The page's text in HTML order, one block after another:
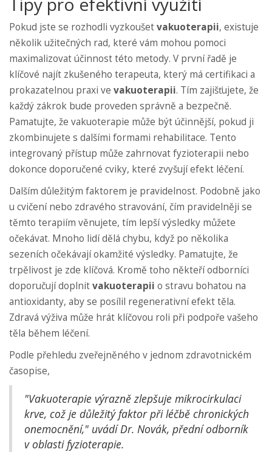
Pokud jste se rozhodli vyzkoušetvakuoterapii, existuje
několik užitečných rad, které vám mohou pomoci
maximalizovat účinnost této metody. V první řadě je
klíčové najít zkušeného terapeuta, který má certifikaci a
prokazatelnou praxi ve vakuoterapii. Tím zajišťujete, že
každý zákrok bude proveden správně a bezpečně.
Pamatujte, že vakuoterapie může být účinnější, pokud ji
zkombinujete s dalšími formami rehabilitace. Tento
integrovaný přístup může zahrnovat fyzioterapii nebo
dokonce doporučené cviky, které zvyšují efekt léčení.
Dalším důležitým faktorem je pravidelnost. Podobně jako
u cvičení nebo zdravého stravování, čím pravidelněji se
těmto terapiím věnujete, tím lepší výsledky můžete
očekávat. Mnoho lidí dělá chybu, když po několika
sezeních očekávají okamžité výsledky. Pamatujte, že
trpělivost je zde klíčová. Kromě toho někteří odborníci
doporučují doplnitvakuoterapii o stravu bohatou na
antioxidanty, aby se posílil regenerativní efekt těla.
Zdravá výživa může hrát klíčovou roli při podpoře vašeho
těla během léčení.
Podle přehledu zveřejněného v jednom zdravotnickém
časopise,
"Vakuoterapie výrazně zlepšuje mikrocirkulaci
krve, což je důležitý faktor při léčbě chronických
onemocnění," uvádí Dr. Novák, přední odborník
v oblasti fyzioterapie.